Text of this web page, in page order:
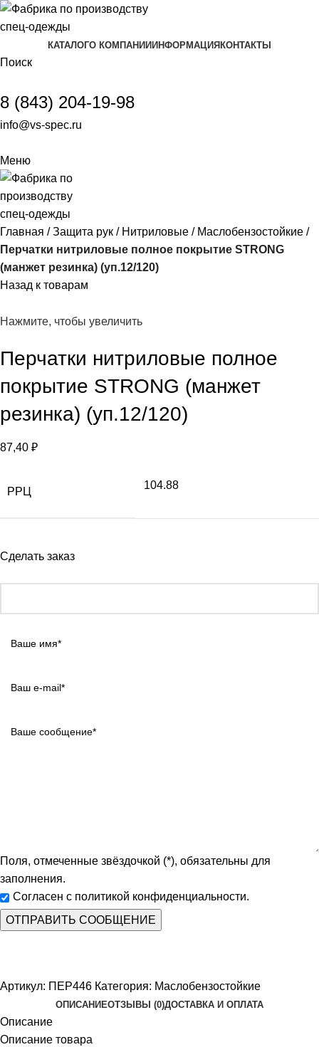
КАТАЛОГО КОМПАНИИ ИНФОРМАЦИЯ КОНТАКТЫ
Поиск
8 (843) 204-19-98
info@vs-spec.ru
Меню
Главная Защита рук Нитриловые
Маслобензостойкие
Перчатки нитриловые полное покрытие STRONG
(манжет резинка) (уп.12/120)
Назад к товарам
Нажмите, чтобы увеличить
Перчатки нитриловые полное
покрытие STRONG (манжет
резинка) (уп.12/120)
87,40 ₽
РРЦ
104.88
Сделать заказ
Поля, отмеченные звёздочкой (*), обязательны для
заполнения.
Согласен с политикой конфиденциальности.
Артикул: ПЕР446 Категория: Маслобензостойкие
ОПИСАНИЕОТЗЫВЫ (0)ДОСТАВКА И ОПЛАТА
Описание
Описание товара